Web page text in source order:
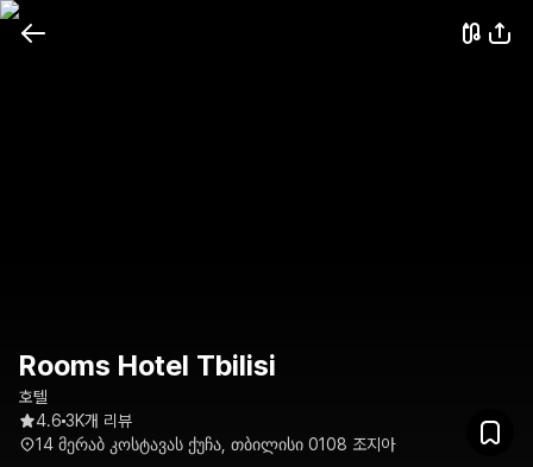
Rooms Hotel Tbilisi
호텔
4.6 3K개 리뷰
14 მერაბ კოსტავას ქუჩა, თბილისი 0108 조지아